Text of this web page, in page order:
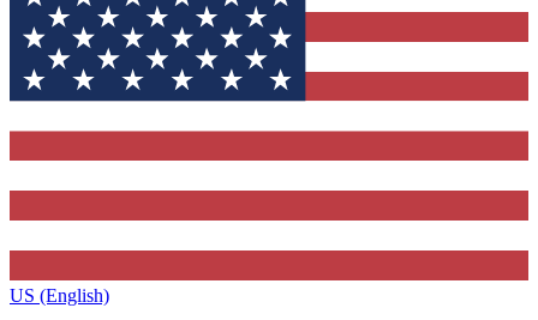
US (English)